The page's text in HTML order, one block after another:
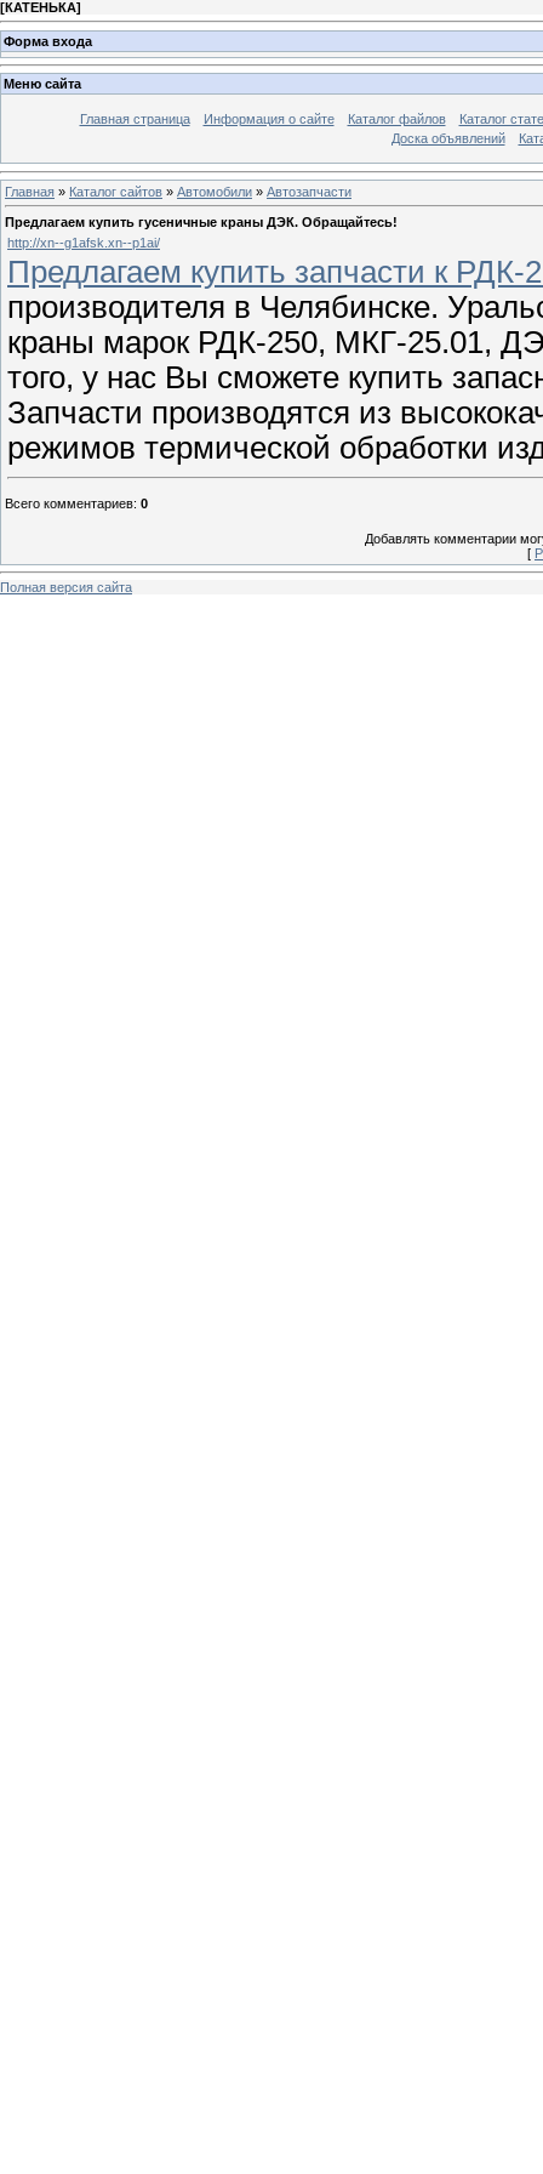
[КАТЕНЬКА]
Форма входа
Меню сайта
Главная страница Информация о сайте Каталог файлов
Каталог
Доска объявлений
Главная » Каталог сайтов » Автомобили » Автозапчасти
Предлагаем купить гусеничные краны ДЭК. Обращайтесь!
http://xn--g1afsk.xn--p1ai/
Предлагаем купить запчасти к РДК-
производителя в Челябинске.
краны марок РДК-250, МКГ-25.01,
того, у нас Вы сможете купить
Запчасти производятся из
режимов термической обработки
Всего комментариев: 0
Добавлять комментарии
[
Полная версия сайта